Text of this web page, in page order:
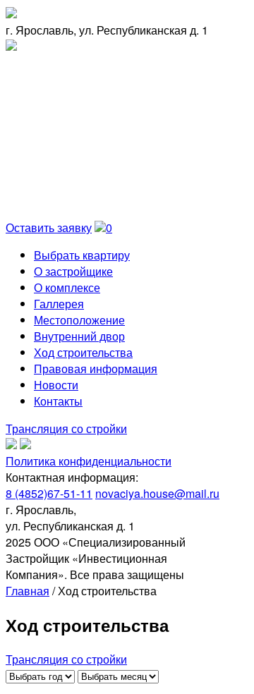
г. Ярославль, ул. Республиканская д. 1
Оставить заявку
0
Выбрать квартиру
О застройщике
О комплексе
Галлерея
Местоположение
Внутренний двор
Ход строительства
Правовая информация
Новости
Контакты
Трансляция со стройки
Политика конфиденциальности
Контактная информация:
8 (4852)67-51-11 novaciya.house@mail.ru
г. Ярославль,
ул. Республиканская д. 1
2025 ООО «Специализированный
Застройщик «Инвестиционная
Компания». Все права защищены
Главная /Ход строительства
Ход строительства
Трансляция со стройки